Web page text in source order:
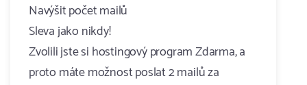
Navýšit počet mailů
Sleva jako nikdy!
Zvolili jste si hostingový program Zdarma, a
proto máte možnost poslat 2 mailů za